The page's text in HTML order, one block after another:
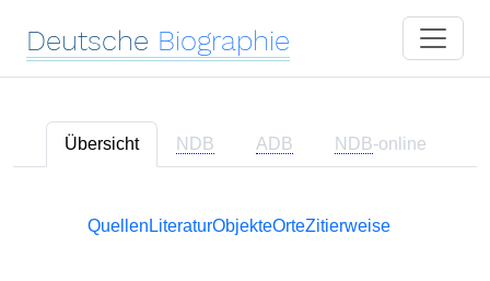
Deutsche Biographie
Übersicht NDB ADB NDB-online
Quellen LiteraturObjekteOrteZitierweise